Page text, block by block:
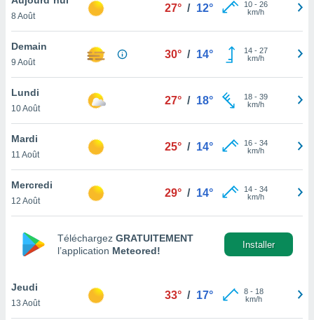
et
»,
au
vous
qu'ils
ou
le
ainsi
un
la
du
8 Août
27° / 12° 10- 26
km/h
Demain
9 Août
30° / 14° 14- 27
km/h
Lundi
10 Août
27° / 18° 18- 39
km/h
Mardi
11 Août
25° / 14° 16- 34
km/h
Mercredi
12 Août
29° / 14° 14- 34
km/h
Téléchargez GRATUITEMENT
l’application Meteored!
Installer
Jeudi
13 Août
33° / 17° 8- 18
km/h